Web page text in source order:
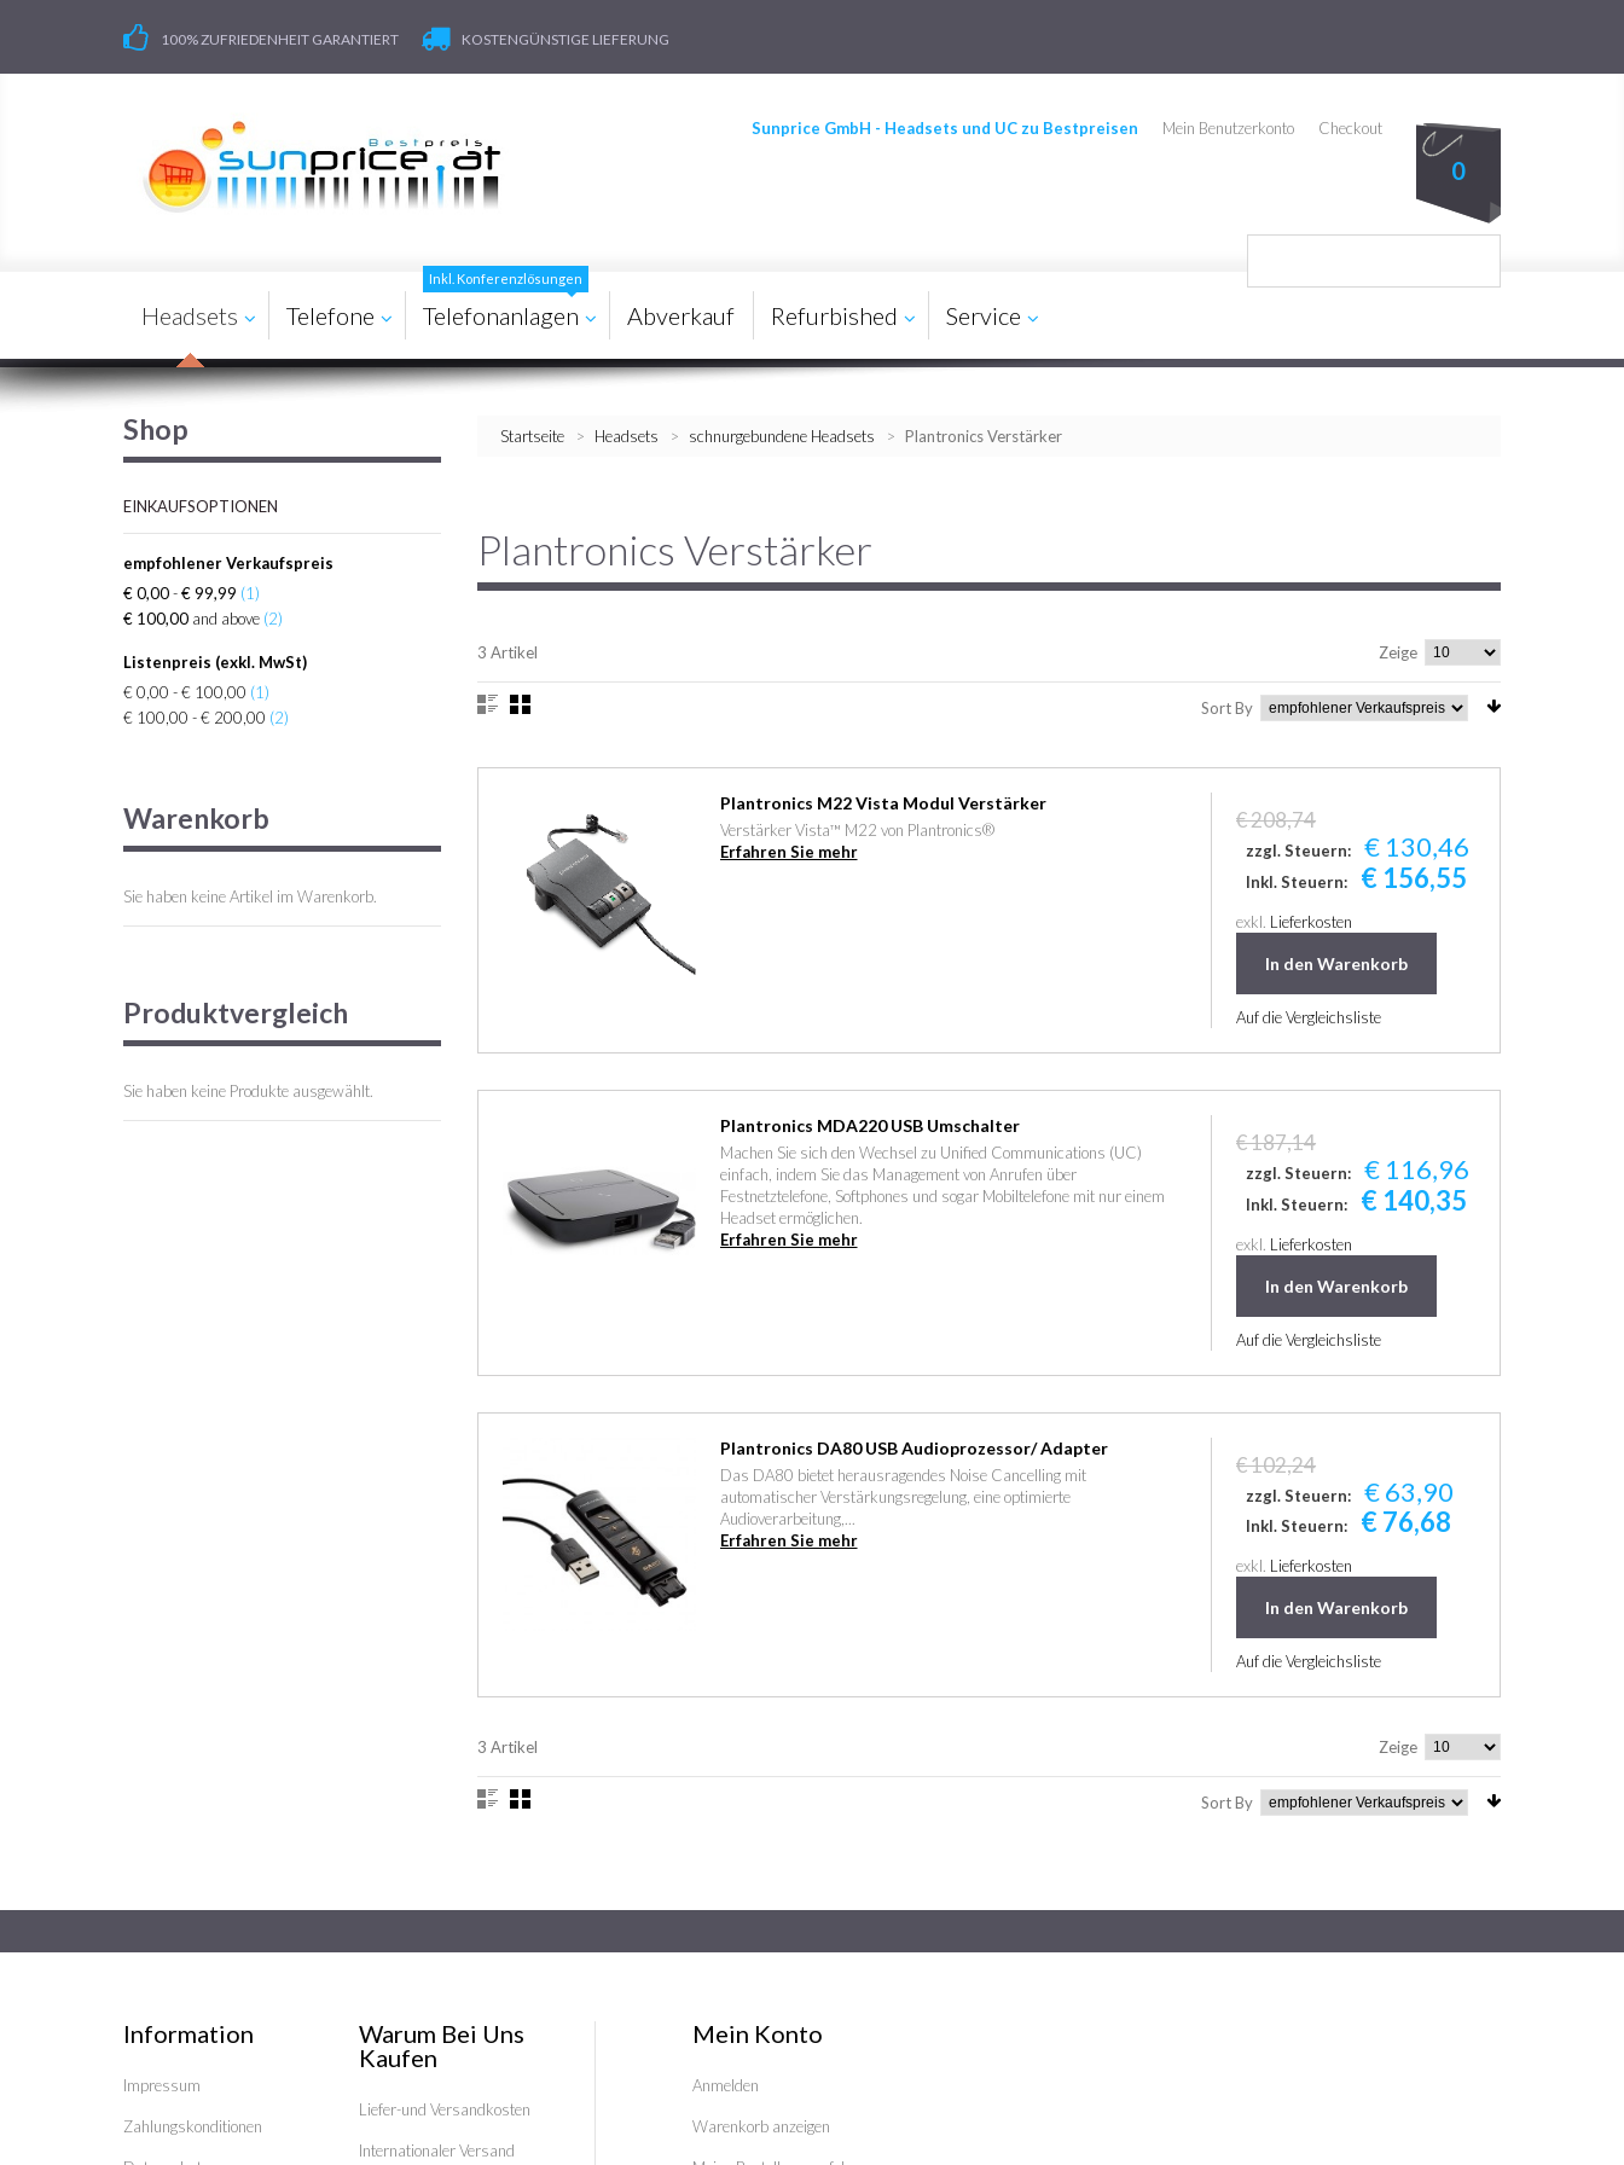
100% ZUFRIEDENHEIT GARANTIERT KOSTENGÜNSTIGE LIEFERUNG
0
Mein Benutzerkonto Checkout
Sunprice GmbH - Headsets und UC zu Bestpreisen
Headsets Telefone Telefonanlagen
Inkl. Konferenzlösungen
Abverkauf Refurbished Service
Startseite > Headsets > schnurgebundene Headsets > Plantronics Verstärker
Plantronics Verstärker
3 Artikel Zeige
Sort By
Plantronics M22 Vista Modul Verstärker
Verstärker Vista™ M22 von Plantronics®
Erfahren Sie mehr
€ 208,74
zzgl. Steuern: € 130,46
Inkl. Steuern: € 156,55
exkl. Lieferkosten
In den Warenkorb
Auf die Vergleichsliste
Plantronics MDA220 USB Umschalter
Machen Sie sich den Wechsel zu Unified Communications (UC)
einfach, indem Sie das Management von Anrufen über
Festnetztelefone, Softphones und sogar Mobiltelefone mit nur einem
Headset ermöglichen.
Erfahren Sie mehr
€ 187,14
zzgl. Steuern: € 116,96
Inkl. Steuern: € 140,35
exkl. Lieferkosten
In den Warenkorb
Auf die Vergleichsliste
Plantronics DA80 USB Audioprozessor/ Adapter
Das DA80 bietet herausragendes Noise Cancelling mit
automatischer Verstärkungsregelung, eine optimierte
Audioverarbeitung,...
Erfahren Sie mehr
€ 102,24
zzgl. Steuern: € 63,90
Inkl. Steuern: € 76,68
exkl. Lieferkosten
In den Warenkorb
Auf die Vergleichsliste
3 Artikel Zeige
Sort By
Shop
EINKAUFSOPTIONEN
empfohlener Verkaufspreis
€ 0,00-€ 99,99 (1)
€ 100,00 and above (2)
Listenpreis (exkl. MwSt)
€ 0,00 - € 100,00 (1)
€ 100,00 - € 200,00 (2)
Warenkorb
Sie haben keine Artikel im Warenkorb.
Produktvergleich
Sie haben keine Produkte ausgewählt.
Information
Impressum
Zahlungskonditionen
Warum Bei Uns
Kaufen
Liefer-und Versandkosten
Internationaler Versand
Mein Konto
Anmelden
Warenkorb anzeigen